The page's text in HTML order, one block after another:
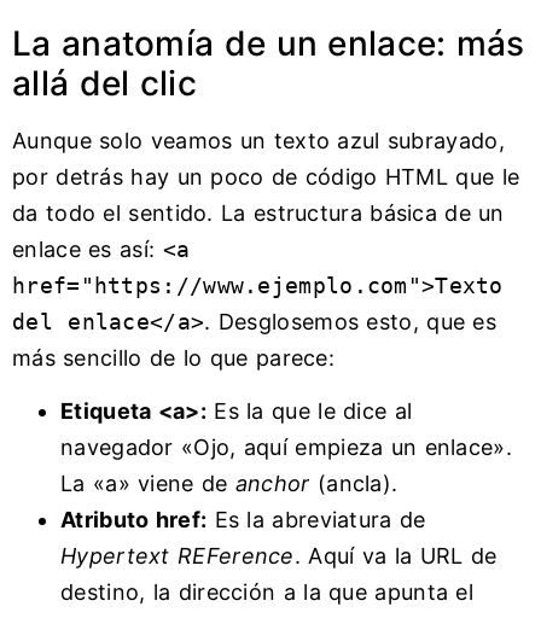
La anatomía de un enlace: más
allá del clic
Aunque solo veamos un texto azul subrayado,
por detrás hay un poco de código HTML que le
da todo el sentido. La estructura básica de un
enlace es así: <a
href="https://www.ejemplo.com">Texto
del enlace</a>. Desglosemos esto, que es
más sencillo de lo que parece:
Etiqueta <a>: Es la que le dice al
navegador «Ojo, aquí empieza un enlace».
La «a» viene de anchor (ancla).
Atributo href: Es la abreviatura de
Hypertext REFerence. Aquí va la URL de
destino, la dirección a la que apunta el